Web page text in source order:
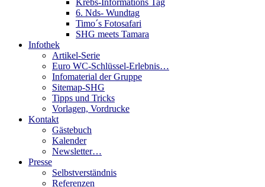
6. Nds- Wundtag
Timo´s Fotosafari
SHG meets Tamara
Infothek
Artikel-Serie
Euro WC-Schlüssel-Erlebnis…
Infomaterial der Gruppe
Sitemap-SHG
Tipps und Tricks
Vorlagen, Vordrucke
Kontakt
Gästebuch
Kalender
Newsletter…
Presse
Selbstverständnis
Referenzen